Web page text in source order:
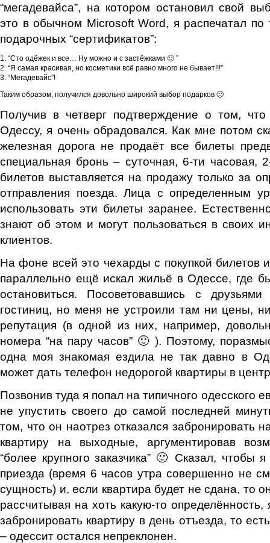
“мегадевайса”, на котором остановил свой
это в обычном Microsoft Word, я распечатал
подарочных “сертификатов”:
1. “Сто одёжек и все… Ну можно и с застёжками 🙂 ”
2. “Я самая красивая, но косметики всё равно много не бывает!!!”
3. “Мегадевайс”!
Таким образом, получился довольно широкий выбор подарков 🙂
Получив в четверг подтверждение о том,
Одессу, я очень обрадовался. Как мне потом
железная дорога не продаёт все билеты
специальная бронь – суточная, 6-ти часовая,
билетов выставляется на продажу только за
отправления поезда. Лица с определенным
использовать эти билеты заранее.
знают об этом и могут пользоваться в своих
клиентов.
На фоне всей это чехарды с покупкой билетов
параллельно ещё искал жильё в Одессе, где
остановиться. Посоветовавшись с
гостиниц, но меня не устроили там ни цены,
репутация (в одной из них, например,
номера “на пару часов” 🙂 ). Поэтому,
одна моя знакомая ездила не так давно в
может дать телефон недорогой квартиры в
Позвонив туда я попал на типичного одесского
не упустить своего до самой последней
том, что он наотрез отказался забронировать
квартиру на выходные, аргументировав
“более крупного заказчика” 🙂 Сказал, чтобы
приезда (время 6 часов утра совершенно не
сущность) и, если квартира будет не сдана, то
рассчитывая на хоть какую-то определённость,
забронировать квартиру в день отъезда, то
– одессит остался непреклонен.